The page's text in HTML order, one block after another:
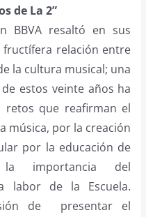
de La 2”
BBVA resaltó en sus
relación entre
la cultura musical; una
estos veinte años ha
retos que reafirman el
música, por la creación
por la educación de
la importancia del
labor de la Escuela.
de presentar el